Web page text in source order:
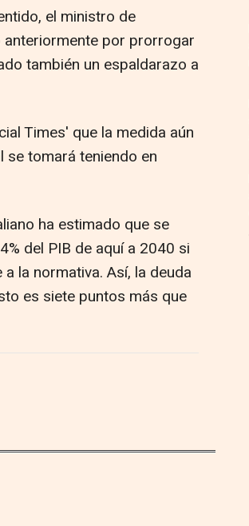
el ministro de
anteriormente por prorrogar
también un espaldarazo a
Times' que la medida aún
se tomará teniendo en
ha estimado que se
del PIB de aquí a 2040 si
la normativa. Así, la deuda
es siete puntos más que